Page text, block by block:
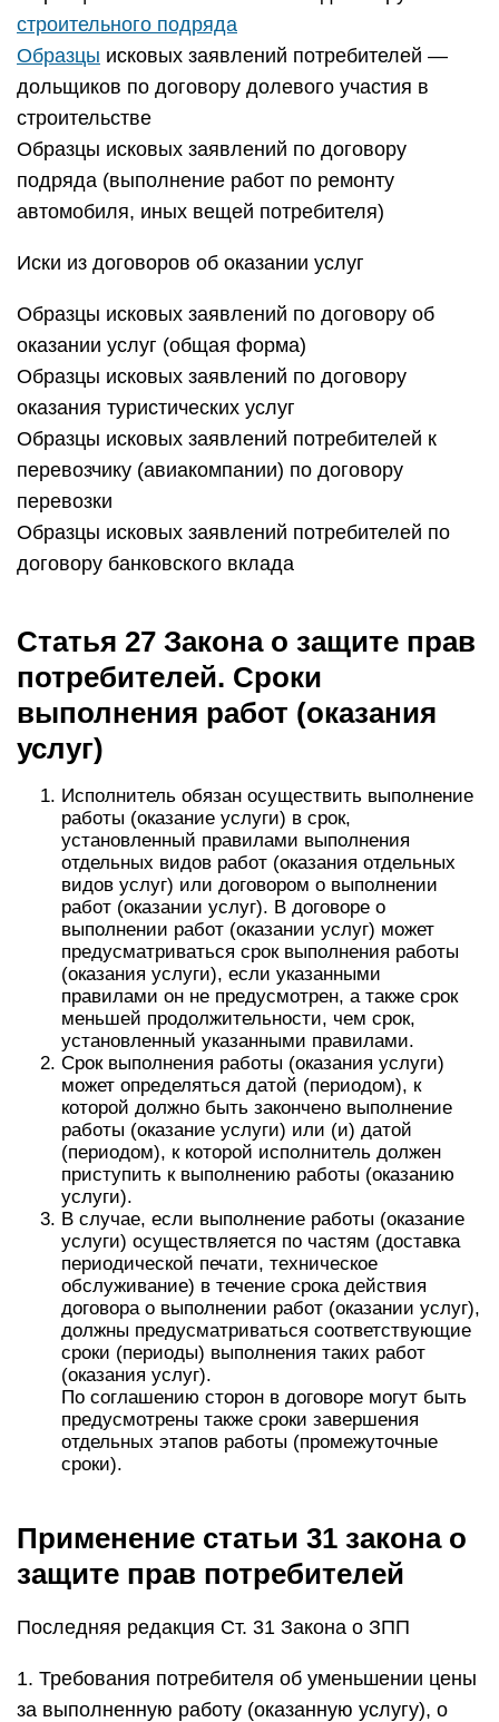
строительного подряда
Образцы исковых заявлений потребителей —
дольщиков по договору долевого участия в
строительстве
Образцы исковых заявлений по договору
подряда (выполнение работ по ремонту
автомобиля, иных вещей потребителя)
Иски из договоров об оказании услуг
Образцы исковых заявлений по договору об
оказании услуг (общая форма)
Образцы исковых заявлений по договору
оказания туристических услуг
Образцы исковых заявлений потребителей к
перевозчику (авиакомпании) по договору
перевозки
Образцы исковых заявлений потребителей по
договору банковского вклада
Статья 27 Закона о защите прав
потребителей. Сроки
выполнения работ (оказания
услуг)
Исполнитель обязан осуществить выполнение
работы (оказание услуги) в срок,
установленный правилами выполнения
отдельных видов работ (оказания отдельных
видов услуг) или договором о выполнении
работ (оказании услуг). В договоре о
выполнении работ (оказании услуг) может
предусматриваться срок выполнения работы
(оказания услуги), если указанными
правилами он не предусмотрен, а также срок
меньшей продолжительности, чем срок,
установленный указанными правилами.
Срок выполнения работы (оказания услуги)
может определяться датой (периодом), к
которой должно быть закончено выполнение
работы (оказание услуги) или (и) датой
(периодом), к которой исполнитель должен
приступить к выполнению работы (оказанию
услуги).
В случае, если выполнение работы (оказание
услуги) осуществляется по частям (доставка
периодической печати, техническое
обслуживание) в течение срока действия
договора о выполнении работ (оказании услуг),
должны предусматриваться соответствующие
сроки (периоды) выполнения таких работ
(оказания услуг).
По соглашению сторон в договоре могут быть
предусмотрены также сроки завершения
отдельных этапов работы (промежуточные
сроки).
Применение статьи 31 закона о
защите прав потребителей
Последняя редакция Ст. 31 Закона о ЗПП
1. Требования потребителя об уменьшении цены
за выполненную работу (оказанную услугу), о